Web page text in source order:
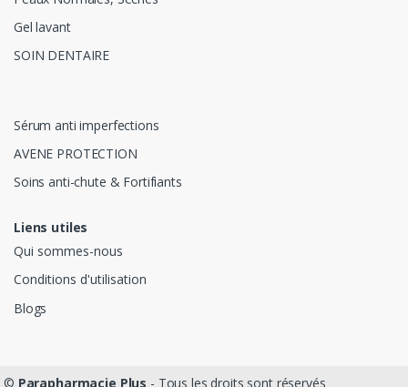
Gel lavant
SOIN DENTAIRE
Sérum anti imperfections
AVENE PROTECTION
Soins anti-chute & Fortifiants
Liens utiles
Qui sommes-nous
Conditions d'utilisation
Blogs
© Parapharmacie Plus - Tous les droits sont réservés